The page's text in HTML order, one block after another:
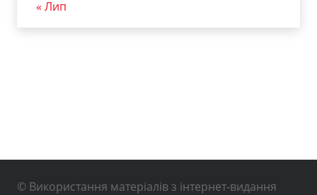
« Лип
© Використання матеріалів з інтернет-видання